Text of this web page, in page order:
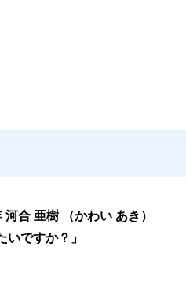
合 亜樹 （かわい あき）
いですか？」